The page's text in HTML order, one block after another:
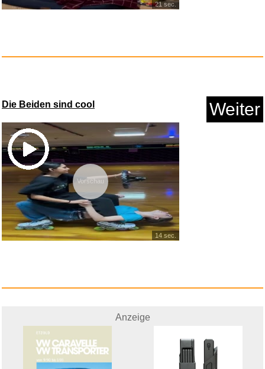
ABYSTYLE World of Warcraft -
H...
Jump für Kinder - verschi...
21 sec.
Die Beiden sind cool Weiter
Vorschau
14 sec.
Anzeige